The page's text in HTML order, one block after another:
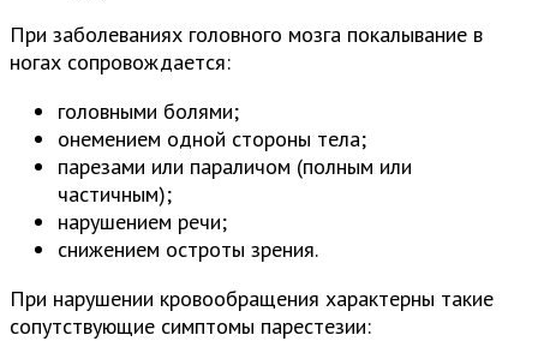
При заболеваниях головного мозга покалывание в
ногах сопровождается:
головными болями;
онемением одной стороны тела;
парезами или параличом (полным или
частичным);
нарушением речи;
снижением остроты зрения.
При нарушении кровообращения характерны такие
сопутствующие симптомы парестезии: